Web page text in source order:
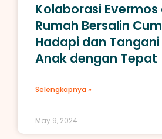
Kolaborasi
Rumah Bersalin
Hadapi dan
Anak dengan Tepat
Selengkapnya »
May 9, 2024